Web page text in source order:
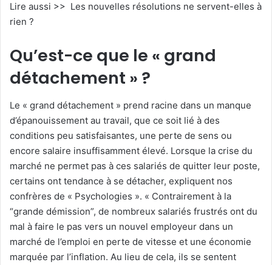
Lire aussi >> Les nouvelles résolutions ne servent-elles à
rien ?
Qu’est-ce que le « grand
détachement » ?
Le « grand détachement » prend racine dans un manque
d’épanouissement au travail, que ce soit lié à des
conditions peu satisfaisantes, une perte de sens ou
encore salaire insuffisamment élevé. Lorsque la crise du
marché ne permet pas à ces salariés de quitter leur poste,
certains ont tendance à se détacher, expliquent nos
confrères de « Psychologies ». « Contrairement à la
“grande démission”, de nombreux salariés frustrés ont du
mal à faire le pas vers un nouvel employeur dans un
marché de l’emploi en perte de vitesse et une économie
marquée par l’inflation. Au lieu de cela, ils se sentent